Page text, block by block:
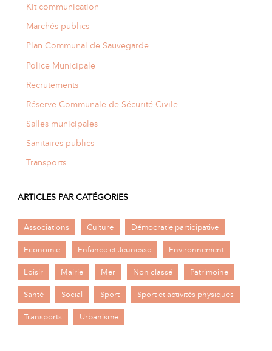
Kit communication
Marchés publics
Plan Communal de Sauvegarde
Police Municipale
Recrutements
Réserve Communale de Sécurité Civile
Salles municipales
Sanitaires publics
Transports
ARTICLES PAR CATÉGORIES
Associations Culture Démocratie participative
Economie Enfance et Jeunesse Environnement
Loisir Mairie Mer Non classé Patrimoine
Santé Social Sport Sport et activités physiques
Transports Urbanisme